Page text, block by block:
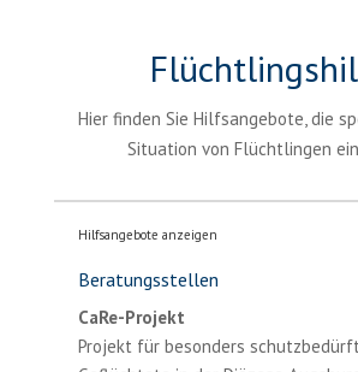
Hier finden Sie Hilfsangebote, die
Situation von Flüchtlingen
Hilfsangebote anzeigen
Beratungsstellen
CaRe-Projekt
Projekt für besonders